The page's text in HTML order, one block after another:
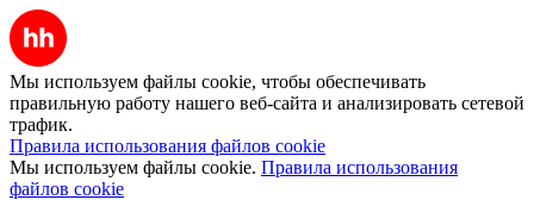
Мы используем файлы cookie, чтобы обеспечивать
правильную работу нашего веб-сайта и анализировать сетевой
трафик.
Правила использования файлов cookie
Мы используем файлы cookie. Правила использования
файлов cookie